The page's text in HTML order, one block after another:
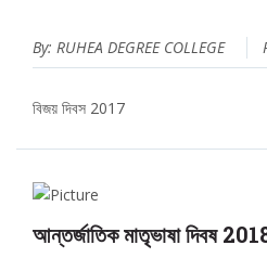
By: RUHEA DEGREE COLLEGE
বিজয় দিবস 2017
আন্তর্জাতিক মাতৃভাষা দিবষ